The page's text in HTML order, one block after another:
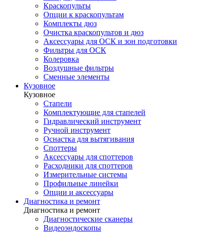
Краскопульты
Опции к краскопультам
Комплекты дюз
Очистка краскопультов и дюз
Аксессуары для ОСК и зон подготовки
Фильтры для ОСК
Колеровка
Воздушные фильтры
Сменные элементы
Кузовное
Кузовное
Стапели
Комплектующие для стапелей
Гидравлический инструмент
Ручной инструмент
Оснастка для вытягивания
Споттеры
Аксессуары для споттеров
Расходники для споттеров
Измерительные системы
Профильные линейки
Опции и аксессуары
Диагностика и ремонт
Диагностика и ремонт
Диагностические сканеры
Видеоэндоскопы